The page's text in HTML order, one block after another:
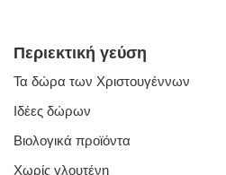
Περιεκτική γεύση
Τα δώρα των Χριστουγέννων
Ιδέες δώρων
Βιολογικά προϊόντα
Χωρίς γλουτένη